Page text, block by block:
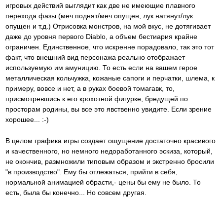
игровых действий выглядит как две не имеющие плавного
перехода фазы (меч поднят/меч опущен, лук натянут/лук
опущен и т.д.) Отрисовка монстров, на мой вкус, не дотягивает
даже до уровня первого Diablo, а объем бестиария крайне
ограничен. Единственное, что искренне порадовало, так это тот
факт, что внешний вид персонажа реально отображает
используемую им амуницию. То есть если на вашем герое
металлическая кольчужка, кожаные сапоги и перчатки, шлема, к
примеру, вовсе и нет, а в руках боевой томагавк, то,
присмотревшись к его крохотной фигурке, бредущей по
просторам родины, вы все это явственно увидите. Если зрение
хорошее... :-)
В целом графика игры создает ощущение достаточно красивого
и качественного, но немного недоработанного эскиза, который,
не окончив, размножили типовым образом и экстренно бросили
"в производство". Ему бы отлежаться, прийти в себя,
нормальной анимацией обрасти,- цены бы ему не было. То
есть, была бы конечно... Но совсем другая.